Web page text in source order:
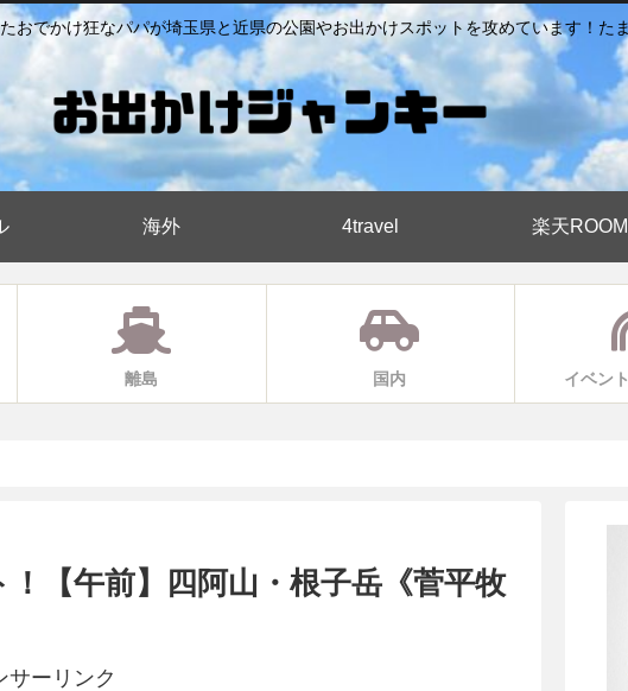
おでかけ狂なパパが埼玉県と近県の公園やお出かけスポットを攻めています！た
海外 4travel 楽天ROOM
離島 国内 イベン
【午前】四阿山・根子岳《菅平牧
サーリンク